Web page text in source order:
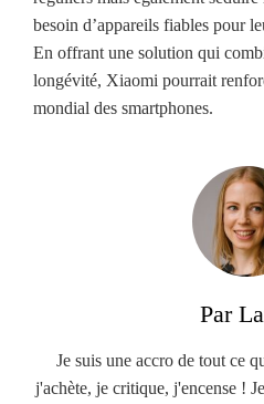
besoin d’appareils fiables pour
En offrant une solution qui
longévité, Xiaomi pourrait
mondial des smartphones.
Par
Je suis une accro de tout ce
j'achète, je critique, j'encense !